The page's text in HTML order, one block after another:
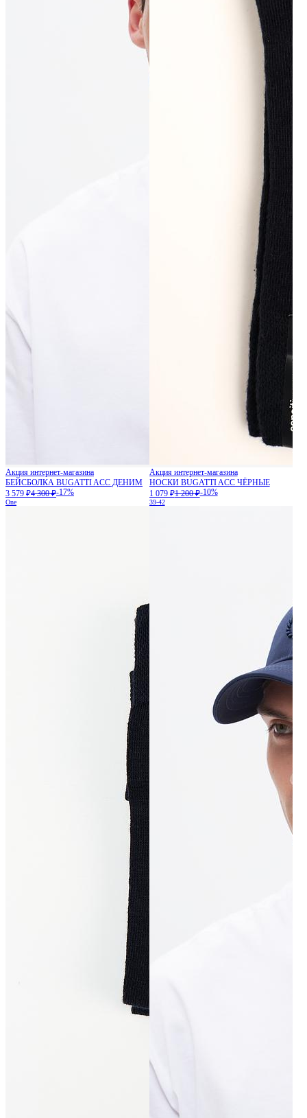
Акция интернет-магазина
БЕЙСБОЛКА BUGATTI ACC ДЕНИМ
3 579 ₽4 300 ₽-17%
One
Акция интернет-магазина
НОСКИ BUGATTI ACC ЧЁРНЫЕ
1 079 ₽1 200 ₽-10%
39-42